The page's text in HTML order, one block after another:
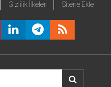
Gizlilik İlkeleri Sitene Ekle